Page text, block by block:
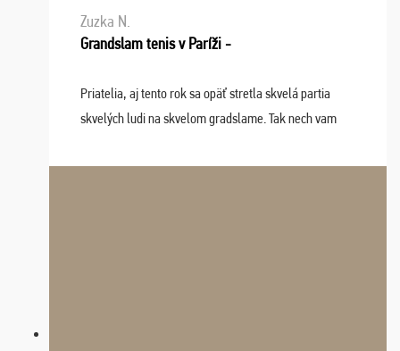
Zuzka N.
Grandslam tenis v Paríži -
Priatelia, aj tento rok sa opäť stretla skvelá partia
skvelých ludi na skvelom gradslame. Tak nech vam
sa na budúci rok. Prajem vam este veľa ta ...